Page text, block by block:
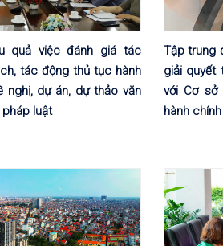
quả việc đánh giá tác
tác động thủ tục hành
nghị, dự án, dự thảo văn
luật
Tập trung
giải quyết
với Cơ
hành chính